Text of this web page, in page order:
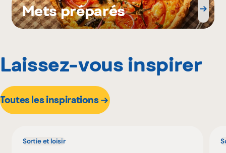
Mets préparés
Laissez-vous inspirer
Toutes les inspirations
Sortie et loisir